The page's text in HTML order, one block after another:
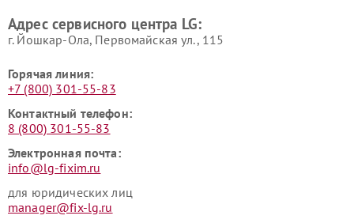
Адрес сервисного центра LG:
г. Йошкар-Ола, Первомайская ул., 115
Горячая линия:
+7 (800) 301-55-83
Контактный телефон:
8 (800) 301-55-83
Электронная почта:
info@lg-fixim.ru
для юридических лиц
manager@fix-lg.ru